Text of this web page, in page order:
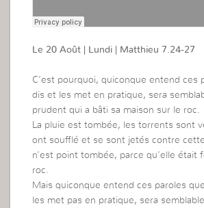
Le 20 Août | Lundi | Matthieu 7.24-27
C’est pourquoi, quiconque entend ces
dis et les met en pratique, sera
prudent qui a bâti sa maison sur le roc.
La pluie est tombée, les torrents sont
ont soufflé et se sont jetés contre
n’est point tombée, parce qu’elle était
roc.
Mais quiconque entend ces paroles
les met pas en pratique, sera